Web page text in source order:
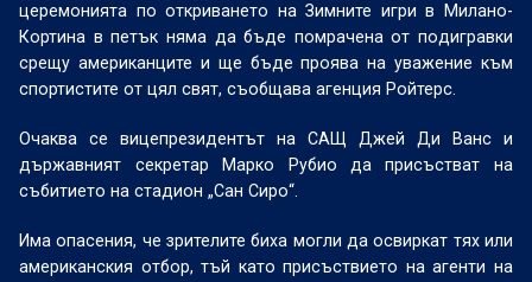
церемонията по откриването на Зимните игри в Милано-
Кортина в петък няма да бъде помрачена от подигравки
срещу американците и ще бъде проява на уважение към
спортистите от цял ​​свят, съобщава агенция Ройтерс.
Очаква се вицепрезидентът на САЩ Джей Ди Ванс и
държавният секретар Марко Рубио да присъстват на
събитието на стадион „Сан Сиро“.
Има опасения, че зрителите биха могли да освиркат тях или
американския отбор, тъй като присъствието на агенти на